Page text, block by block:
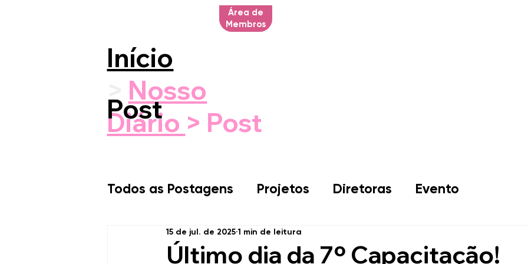
Área de
Membros
Início
Nosso
Diário > Post
Post
Todos as Postagens Projetos Diretoras Evento
Último dia da 7º Capacitação!
15 de jul. de 2025 1 min de leitura